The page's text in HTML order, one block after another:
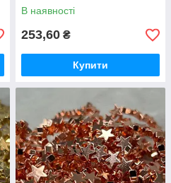
В наявності
253,60 ₴
Купити